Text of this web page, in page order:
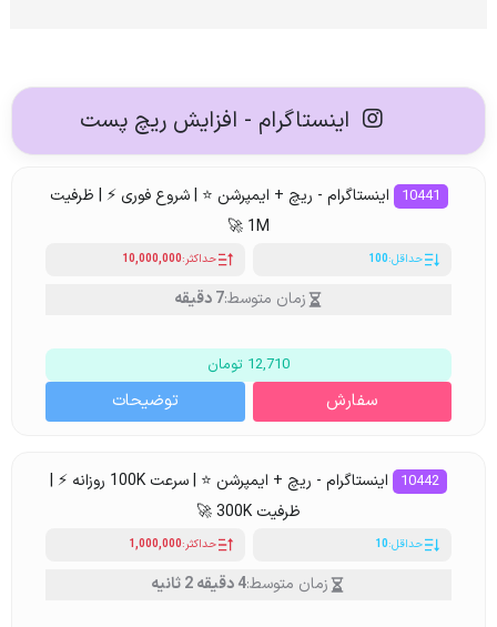
اینستاگرام - افزایش ریچ پست
10441
اینستاگرام - ریچ + ایمپرشن ⭐ | شروع فوری ⚡ | ظرفیت
1M 🚀
حداقل:100 حداکثر:10,000,000
زمان متوسط:7 دقیقه
12,710 تومان
سفارش توضیحات
10442
اینستاگرام - ریچ + ایمپرشن ⭐ | سرعت 100K روزانه ⚡ |
ظرفیت 300K 🚀
حداقل:10 حداکثر:1,000,000
زمان متوسط:4 دقیقه 2 ثانیه